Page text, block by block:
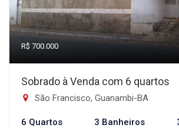
R$ 700.000
Sobrado à Venda com 6 quartos
São Francisco, Guanambi-BA
6 Quartos 3 Banheiros